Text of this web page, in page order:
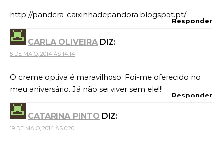
http://pandora-caixinhadepandora.blogspot.pt/
Responder
CARLA OLIVEIRA DIZ:
5 DE MAIO, 2014 ÀS 14:14
O creme optiva é maravilhoso. Foi-me oferecido no
meu aniversário. Já não sei viver sem ele!!!
Responder
CATARINA PINTO DIZ:
19 DE MAIO, 2014 ÀS 0:20